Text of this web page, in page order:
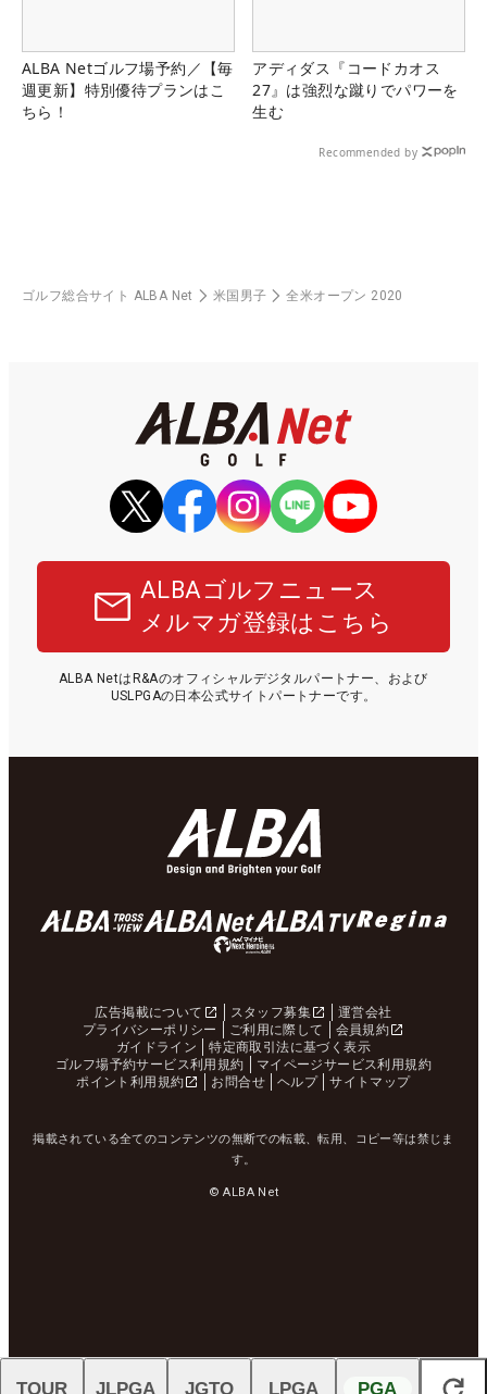
ALBA Netゴルフ場予約／【毎
週更新】特別優待プランはこ
ちら！
アディダス『コードカオス
27』は強烈な蹴りでパワーを
生む
Recommended by
ゴルフ総合サイト ALBA Net 米国男子 全米オープン 2020
ALBAゴルフニュース
メルマガ登録はこちら
ALBA NetはR&Aのオフィシャルデジタルパートナー、および
USLPGAの日本公式サイトパートナーです。
広告掲載について スタッフ募集
運営会社
プライバシーポリシー
ご利用に際して
会員規約
ガイドライン
特定商取引法に基づく表示
ゴルフ場予約サービス利用規約
マイページサービス利用規約
ポイント利用規約
お問合せ ヘルプ サイトマップ
掲載されている全てのコンテンツの無断での転載、転用、コピー等は禁じま
す。
© ALBA Net
TOUR JLPGA JGTO LPGA PGA